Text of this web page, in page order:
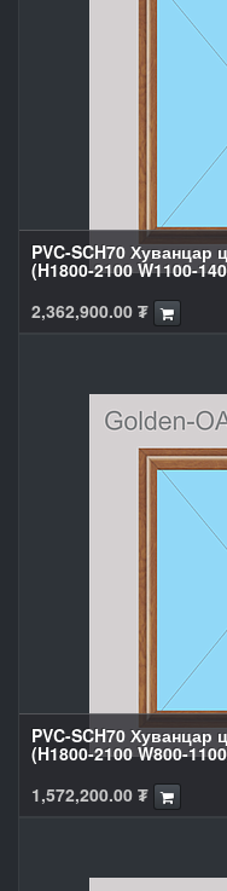
PVC-SCH70 Хуванцар
(H1800-2100 W1100-
2,362,900.00 ₮
PVC-SCH70 Хуванцар
(H1800-2100 W800-
1,572,200.00 ₮